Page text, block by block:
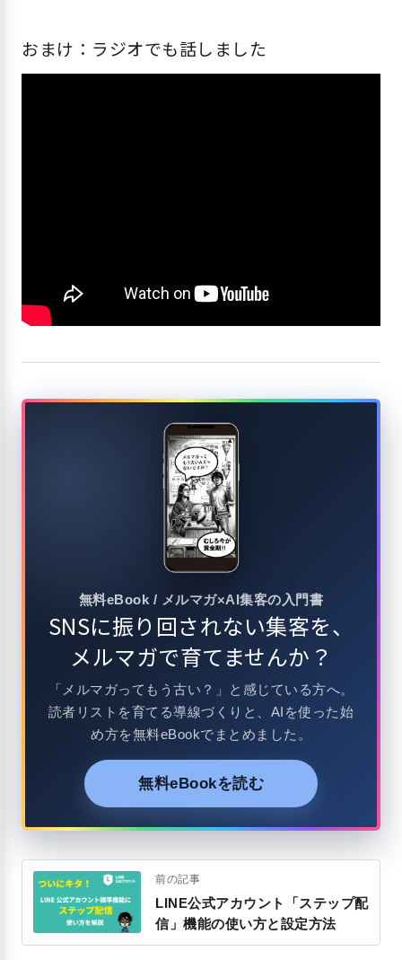
おまけ：ラジオでも話しました
無料eBook / メルマガ×AI集客の入門書
SNSに振り回されない集客を、
メルマガで育てませんか？
「メルマガってもう古い？」と感じている方へ。
読者リストを育てる導線づくりと、AIを使った始
め方を無料eBookでまとめました。
無料eBookを読む
前の記事
LINE公式アカウント「ステップ配
信」機能の使い方と設定方法